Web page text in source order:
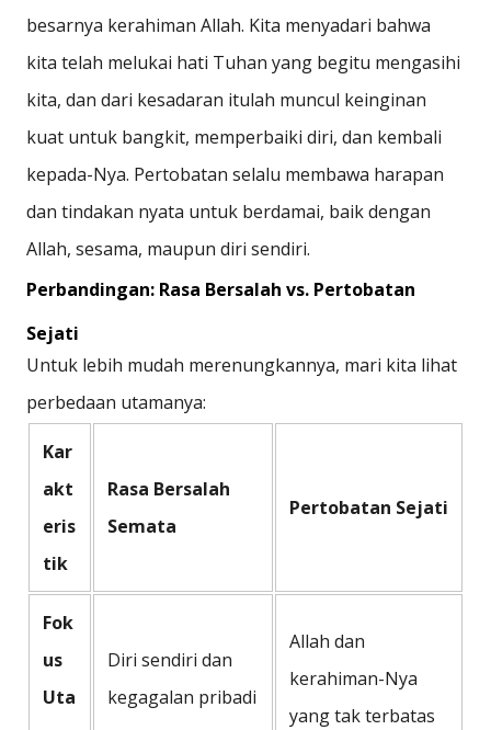
besarnya kerahiman Allah. Kita menyadari bahwa
kita telah melukai hati Tuhan yang begitu mengasihi
kita, dan dari kesadaran itulah muncul keinginan
kuat untuk bangkit, memperbaiki diri, dan kembali
kepada-Nya. Pertobatan selalu membawa harapan
dan tindakan nyata untuk berdamai, baik dengan
Allah, sesama, maupun diri sendiri.
Perbandingan: Rasa Bersalah vs. Pertobatan
Sejati
Untuk lebih mudah merenungkannya, mari kita lihat
perbedaan utamanya:
Kar
akt
eris
tik
Rasa Bersalah
Semata
Pertobatan Sejati
Fok
us
Uta
Diri sendiri dan
kegagalan pribadi
Allah dan
kerahiman-Nya
yang tak terbatas